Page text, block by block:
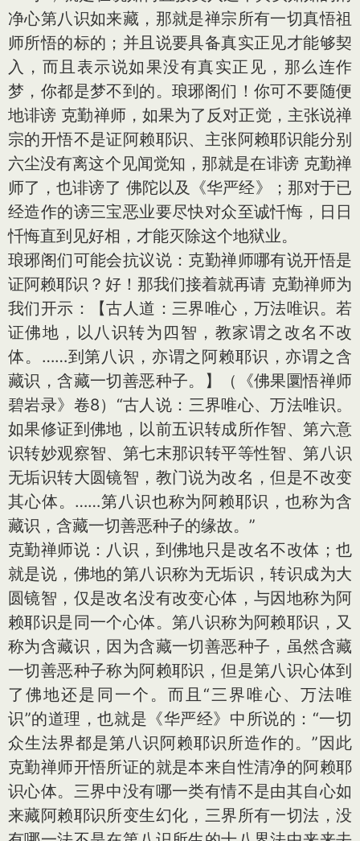
净心第八识如来藏，那就是禅宗所有一切真悟祖
师所悟的标的；并且说要具备真实正见才能够契
入，而且表示说如果没有真实正见，那么连作
梦，你都是梦不到的。琅琊阁们！你可不要随便
地诽谤 克勤禅师，如果为了反对正觉，主张说禅
宗的开悟不是证阿赖耶识、主张阿赖耶识能分别
六尘没有离这个见闻觉知，那就是在诽谤 克勤禅
师了，也诽谤了 佛陀以及《华严经》；那对于已
经造作的谤三宝恶业要尽快对众至诚忏悔，日日
忏悔直到见好相，才能灭除这个地狱业。
琅琊阁们可能会抗议说：克勤禅师哪有说开悟是
证阿赖耶识？好！那我们接着就再请 克勤禅师为
我们开示：【古人道：三界唯心，万法唯识。若
证佛地，以八识转为四智，教家谓之改名不改
体。……到第八识，亦谓之阿赖耶识，亦谓之含
藏识，含藏一切善恶种子。】（《佛果圜悟禅师
碧岩录》卷8）“古人说：三界唯心、万法唯识。
如果修证到佛地，以前五识转成所作智、第六意
识转妙观察智、第七末那识转平等性智、第八识
无垢识转大圆镜智，教门说为改名，但是不改变
其心体。……第八识也称为阿赖耶识，也称为含
藏识，含藏一切善恶种子的缘故。”
克勤禅师说：八识，到佛地只是改名不改体；也
就是说，佛地的第八识称为无垢识，转识成为大
圆镜智，仅是改名没有改变心体，与因地称为阿
赖耶识是同一个心体。第八识称为阿赖耶识，又
称为含藏识，因为含藏一切善恶种子，虽然含藏
一切善恶种子称为阿赖耶识，但是第八识心体到
了佛地还是同一个。而且“三界唯心、万法唯
识”的道理，也就是《华严经》中所说的：“一切
众生法界都是第八识阿赖耶识所造作的。”因此
克勤禅师开悟所证的就是本来自性清净的阿赖耶
识心体。三界中没有哪一类有情不是由其自心如
来藏阿赖耶识所变生幻化，三界所有一切法，没